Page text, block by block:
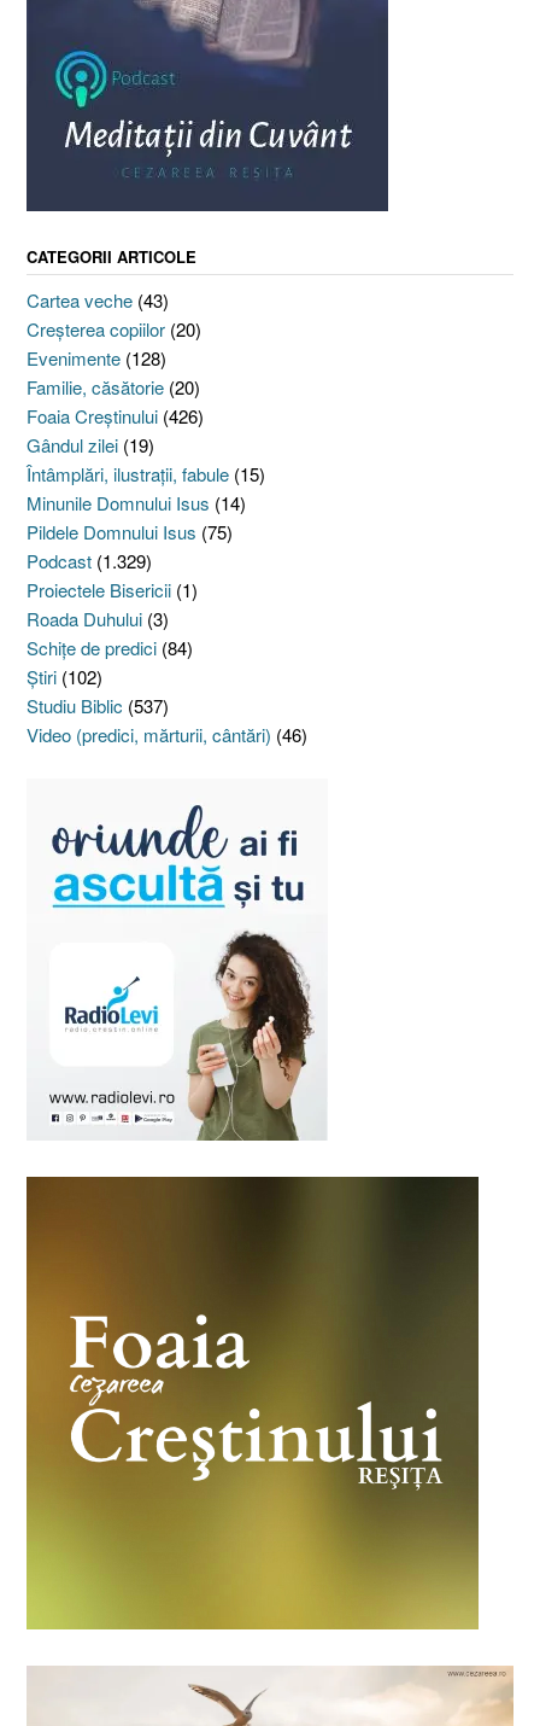
CATEGORII ARTICOLE
Cartea veche (43)
Creşterea copiilor (20)
Evenimente (128)
Familie, căsătorie (20)
Foaia Creştinului (426)
Gândul zilei (19)
Întâmplări, ilustraţii, fabule (15)
Minunile Domnului Isus (14)
Pildele Domnului Isus (75)
Podcast (1.329)
Proiectele Bisericii (1)
Roada Duhului (3)
Schiţe de predici (84)
Ştiri (102)
Studiu Biblic (537)
Video (predici, mărturii, cântări) (46)